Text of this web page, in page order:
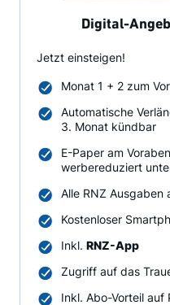
Digital-
Jetzt einsteigen!
Monat 1 + 2 zum
Automatische
3. Monat kündbar
E-Paper am
werbereduziert
Alle RNZ Ausgaben
Kostenloser
Inkl. RNZ-App
Zugriff auf das
Inkl. Abo-Vorteil auf